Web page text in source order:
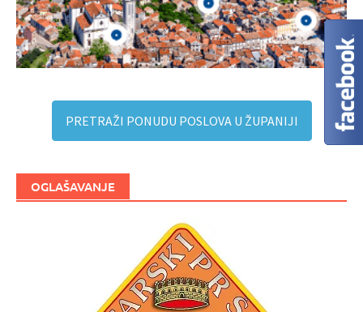
PRETRAŽI PONUDU POSLOVA U ŽUPANIJI
OGLAŠAVANJE